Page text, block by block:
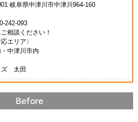
岐阜県中津川市中津川964-160
242-093
相談ください！
エリア〉
中津川市内
ズ 太田
Before